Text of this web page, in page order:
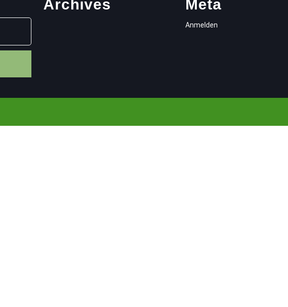
Archives Meta
Anmelden